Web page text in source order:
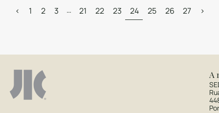
< 1 2 3 … 21 22 23 24 25 26 27 >
A